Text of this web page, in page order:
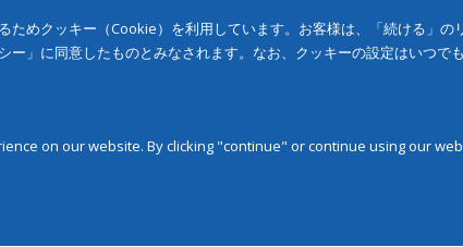
ためクッキー（Cookie）を利用しています。お客様は、「続ける」
ー」に同意したものとみなされます。なお、クッキーの設定はいつでも
on our website. By clicking "continue" or continue using our